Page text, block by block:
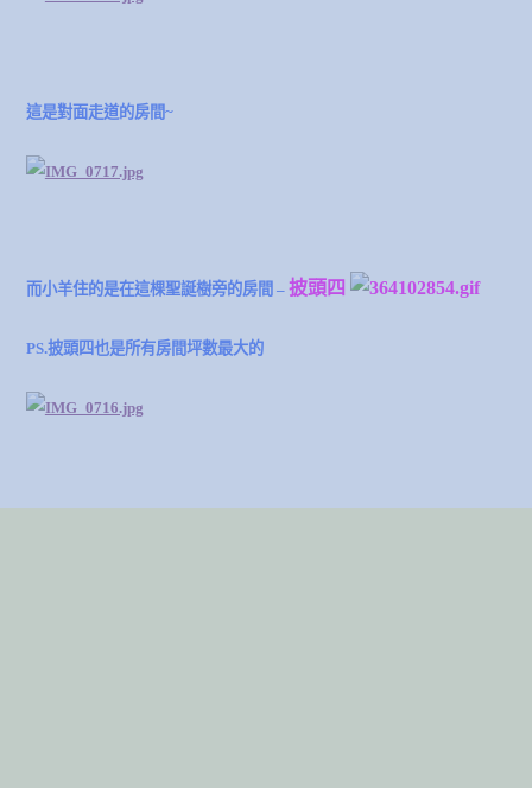
這是對面走道的房間~
而小羊住的是在這棵聖誕樹旁的房間 – 披頭四
PS.披頭四也是所有房間坪數最大的